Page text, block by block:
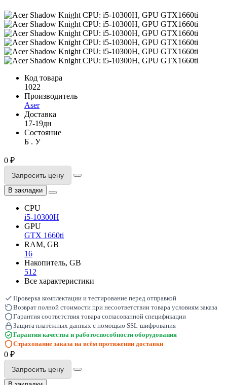
Код товара
1022
Производитель
Aser
Доставка
17-19дн
Состояние
Б . У
0 ₽
Запросить цену
В закладки
CPU
i5-10300H
GPU
GTX 1660ti
RAM, GB
16
Накопитель, GB
512
Все характеристики
Проверка комплектации и тестирование перед отправкой
Возврат полной стоимости при несоответствии товара условиям заказа
Гарантия соответствия товара согласованной спецификации
Защита платёжных данных с помощью SSL-шифрования
Гарантия качества и работоспособности оборудования
Страхование заказа на всём протяжении доставки
0 ₽
Запросить цену